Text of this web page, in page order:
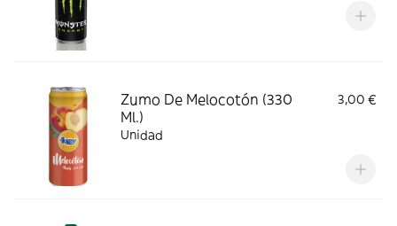
Zumo De Melocotón (330
Ml.)
3,00 €
Unidad